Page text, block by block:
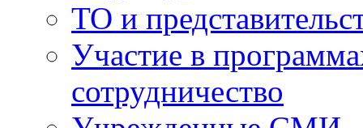
ТО и
Участие в
сотрудничество